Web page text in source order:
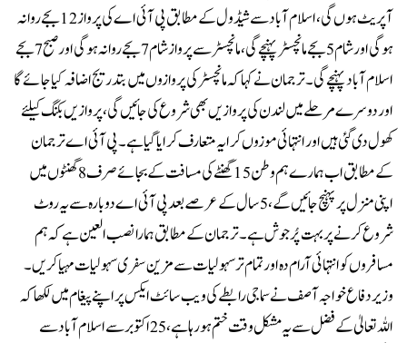
آپریٹ ہوں گی، اسلام آباد سے شیڈول کے مطابق پی آئی اے کی پرواز 12 بجے روانہ
ہوگی اور شام 5 بجے مانچسٹر پہنچے گی، مانچسٹر سے پرواز شام 7 بجے روانہ ہوگی اور صبح 7 بجے
اسلام آباد پہنچے گی۔ترجمان نے کہا کہ مانچسٹر کی پروازوں میں بتدریج اضافہ کیا جائے گا
اور دوسرے مرحلے میں لندن کی پروازیں بھی شروع کی جائیں گی، پروازیں بکنگ کیلئے
کھول دی گئی ہیں اور انتہائی موزوں کرایہ متعارف کرایا گیا ہے۔پی آئی اے ترجمان
کے مطابق اب ہمارے ہم وطن 15 گھنٹے کی مسافت کے بجائے صرف 8 گھنٹوں میں
اپنی منزل پر پہنچ جائیں گے، 5 سال کے عرصے بعد پی آئی اے دوبارہ سے یہ روٹ
شروع کرنے پر بہت پُرجوش ہے۔ترجمان کے مطابق ہمارا نصب العین ہے کہ ہم
مسافروں کو انتہائی آرام دہ اور تمام تر سہولیات سے مزین سفری سہولیات مہیا کریں۔
وزیر دفاع خواجہ آصف نے سماجی رابطے کی ویب سائٹ ایکس پر اپنے پیغام میں لکھا کہ
اللہ تعالیٰ کے فضل سے یہ مشکل وقت ختم ہو رہا ہے، 25 اکتوبر سے اسلام آباد سے